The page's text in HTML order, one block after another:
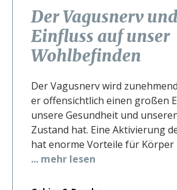
Der Vagusnerv
Einfluss auf unser
Wohlbefinden
Der Vagusnerv wird
er offensichtlich einen großen
unsere Gesundheit und
Zustand hat. Eine Aktivierung
hat enorme Vorteile für Körper
... mehr lesen